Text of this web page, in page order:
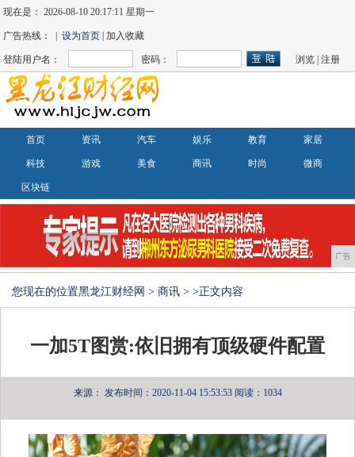
现在是：2026-08-10 20:17:12 星期一
广告热线： |设为首页 | 加入收藏
登陆用户名： 密码： 浏览 |注册
首页 资讯 汽车 娱乐 教育 家居
科技 游戏 美食 商讯 时尚 微商
区块链
广告
您现在的位置黑龙江财经网 > 商讯 > >正文内容
一加5T图赏:依旧拥有顶级硬件配置
来源： 发布时间：2020-11-04 15:53:53 阅读：1034